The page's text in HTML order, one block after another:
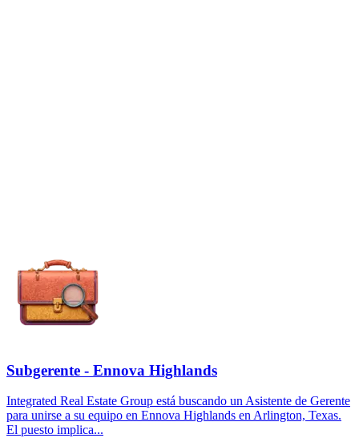
Subgerente - Ennova Highlands
Integrated Real Estate Group está buscando un Asistente de Gerente
para unirse a su equipo en Ennova Highlands en Arlington, Texas.
El puesto implica...